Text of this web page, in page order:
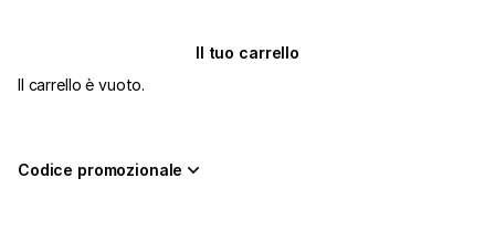
Il tuo carrello
Il carrello è vuoto.
Codice promozionale